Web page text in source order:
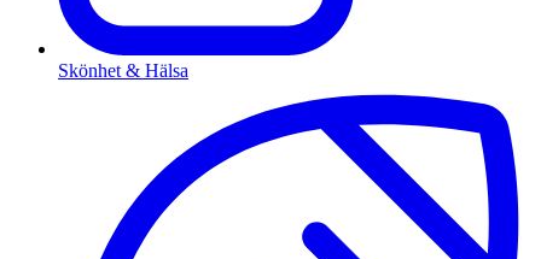
Skönhet & Hälsa